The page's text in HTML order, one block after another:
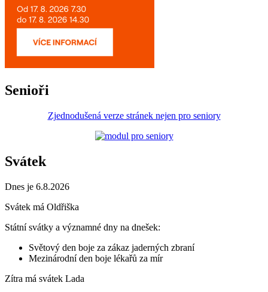
Senioři
Zjednodušená verze stránek nejen pro seniory
Svátek
Dnes je 6.8.2026
Svátek má Oldřiška
Státní svátky a významné dny na dnešek:
Světový den boje za zákaz jaderných zbraní
Mezinárodní den boje lékařů za mír
Zítra má svátek Lada